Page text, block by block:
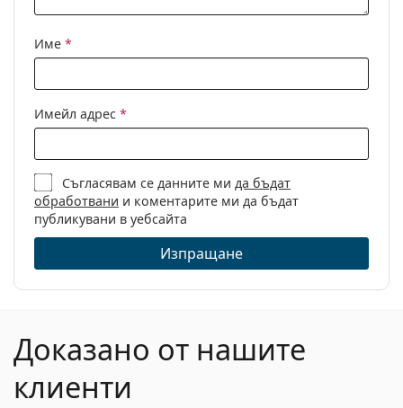
Име *
Имейл адрес *
Съгласявам се данните ми да бъдат
обработвани и коментарите ми да бъдат
публикувани в уебсайта
Изпращане
Доказано от нашите
клиенти